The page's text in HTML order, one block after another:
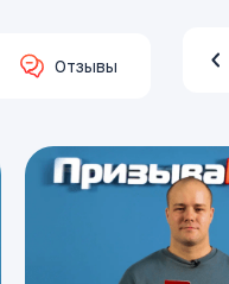
Отзывы